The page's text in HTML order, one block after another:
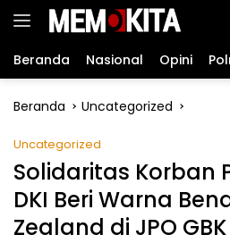
Langsung
Beranda Nasional Opini
Beranda Uncategorized
Uncategorized
Solidaritas Korban
DKI Beri Warna
Zealand di JPO GBK